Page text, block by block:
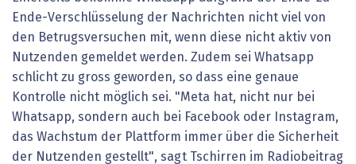
Ende-Verschlüsselung der Nachrichten nicht viel von
den Betrugsversuchen mit, wenn diese nicht aktiv von
Nutzenden gemeldet werden. Zudem sei Whatsapp
schlicht zu gross geworden, so dass eine genaue
Kontrolle nicht möglich sei. "Meta hat, nicht nur bei
Whatsapp, sondern auch bei Facebook oder Instagram,
das Wachstum der Plattform immer über die Sicherheit
der Nutzenden gestellt", sagt Tschirren im Radiobeitrag